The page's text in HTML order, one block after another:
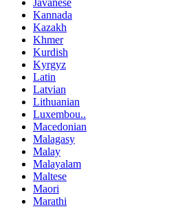
Kannada
Kazakh
Khmer
Kurdish
Kyrgyz
Latin
Latvian
Lithuanian
Luxembou..
Macedonian
Malagasy
Malay
Malayalam
Maltese
Maori
Marathi